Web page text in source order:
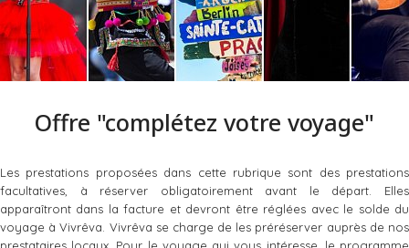
Offre "complétez votre voyage"
Les prestations proposées dans cette rubrique sont des prestations
facultatives, à réserver obligatoirement avant le départ. Elles
apparaîtront dans la facture et devront être réglées avec le solde du
voyage à Vivrêva. Vivrêva se charge de les préréserver auprès de nos